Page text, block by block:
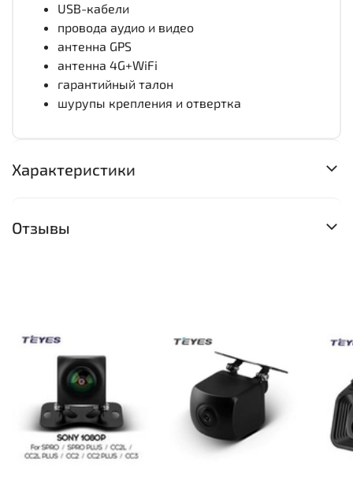
USB-кабели
провода аудио и видео
антенна GPS
антенна 4G+WiFi
гарантийный талон
шурупы крепления и отвертка
Характеристики
Отзывы